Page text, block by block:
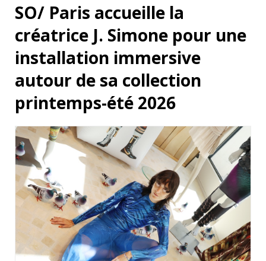
SO/ Paris accueille la
créatrice J. Simone pour une
installation immersive
autour de sa collection
printemps-été 2026